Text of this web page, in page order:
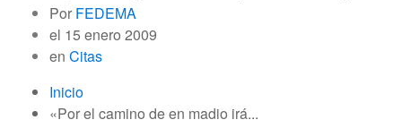
Por FEDEMA
el 15 enero 2009
en Citas
Inicio
«Por el camino de en madio irá...